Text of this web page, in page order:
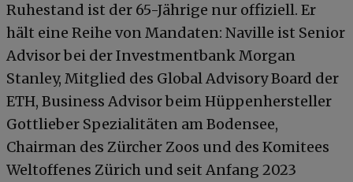
Ruhestand ist der 65-Jährige nur offiziell. Er
hält eine Reihe von Mandaten: Naville ist Senior
Advisor bei der Investmentbank Morgan
Stanley, Mitglied des Global Advisory Board der
ETH, Business Advisor beim Hüppenhersteller
Gottlieber Spezialitäten am Bodensee,
Chairman des Zürcher Zoos und des Komitees
Weltoffenes Zürich und seit Anfang 2023